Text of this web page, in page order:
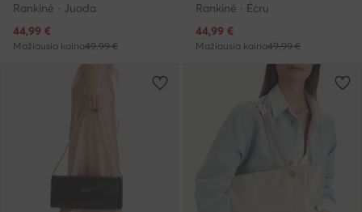
Rankinė · Juoda
Dabartinė kaina
44,99 €
Mažiausia kaina49,99 €
Rankinė · Écru
Dabartinė kaina
44,99 €
Mažiausia kaina49,99 €